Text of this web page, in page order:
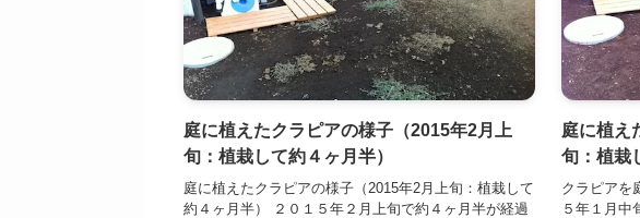
庭に植えたクラピアの様子（2015年2月上
旬：植栽して約４ヶ月半）
庭に植えたクラピアの様子（2015年2月上旬：植栽して
約４ヶ月半） ２０１５年２月上旬で約４ヶ月半が経過
庭に植え
旬：植栽
クラピアを
５年１月中